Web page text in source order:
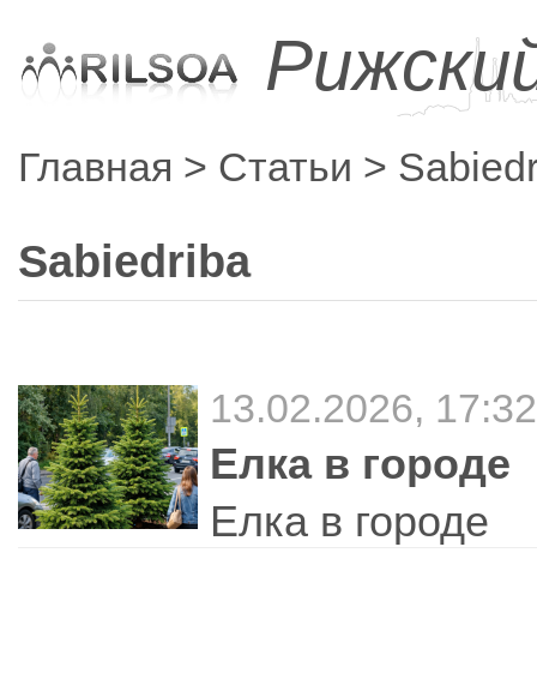
Главная Статьи
Sabiedriba
13.02.2026,
Елка в городе
Елка в городе